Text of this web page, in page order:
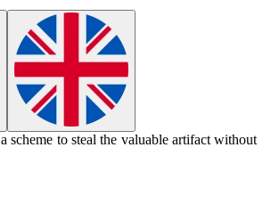
a scheme to steal the valuable artifact without